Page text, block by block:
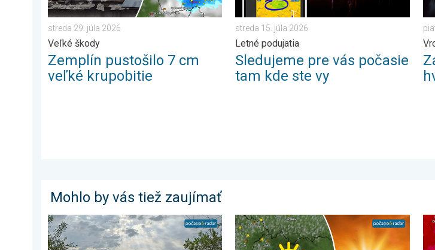
streda 29. júla 2026
Veľké škody
Zemplín pustošilo 7 cm
veľké krupobitie
streda 15. júla 2026
Letné podujatia
Sledujeme pre vás počasie
tam kde ste vy
Mohlo by vás tiež zaujímať
Z každého rožku trošku. 3-dňová predpoveď. . . pondelok 6. júla 2026
Extrém ustúpi, horúčavy zostanú. Výhľad